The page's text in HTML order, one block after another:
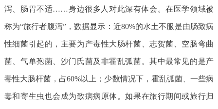
泻、肠胃不适……身边很多人对此深有体会。在医学领域被
称为“旅行者腹泻”，数据显示：近80%的水土不服是由肠致病
性细菌引起的，主要为产毒性大肠杆菌、志贺菌、空肠弯曲
菌、气单孢菌、沙门氏菌及非霍乱弧菌。其中最常见的是产
毒性大肠杆菌，占60%以上；少数情况下，霍乱弧菌、一些病
毒和寄生虫也会成为致病病原体。如果在旅行期间或旅行归